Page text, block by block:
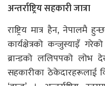
अन्तर्राष्ट्रिय सहकारी जात्रा
राष्ट्रिय मात्र हैन, नेपालमै
कार्यक्षेत्रको कन्जुस्याइँ
ब्रान्डको ललिपपको
सहकारीका ठेकेदारहरूलाई